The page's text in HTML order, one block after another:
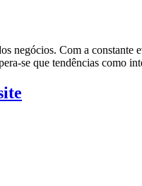
negócios. Com a
se que tendências